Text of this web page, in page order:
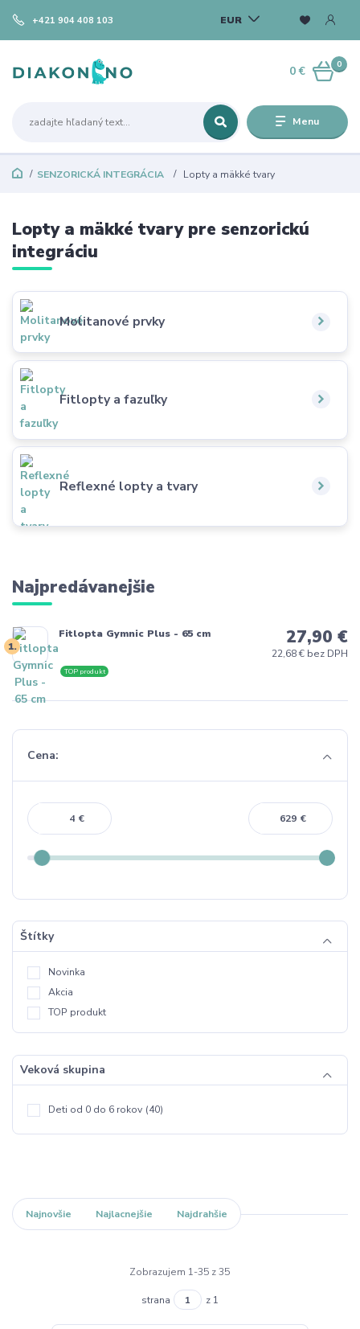
Menu
EUR
+421 904 408 103
0
0 €
SENZORICKÁ INTEGRÁCIA Lopty a mäkké tvary
Lopty a mäkké tvary pre senzorickú
integráciu
Molitanové prvky
Fitlopty a fazuľky
Reflexné lopty a tvary
Najpredávanejšie
1.
Fitlopta Gymnic Plus - 65 cm
TOP produkt
27,90 €
22,68 € bez DPH
Cena:
€ €
Štítky
Novinka
Akcia
TOP produkt
Veková skupina
Deti od 0 do 6 rokov (40)
Najnovšie Najlacnejšie Najdrahšie
Zobrazujem 1-35 z 35
strana z 1